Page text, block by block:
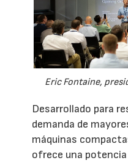
Eric Fontaine,
Desarrollado para
demanda de
máquinas
ofrece una